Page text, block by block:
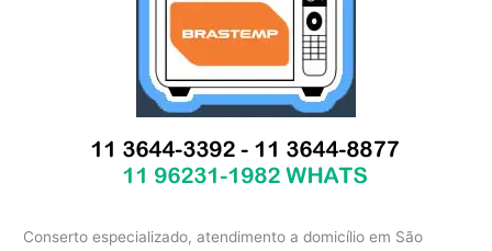
Conserto especializado, atendimento a domicílio em São